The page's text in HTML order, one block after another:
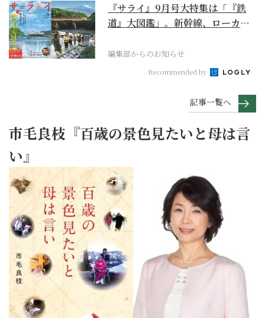
『サライ』9月号大特集は「『鉄
道』大図鑑」。新幹線、ローカル
編集部からのお知らせ
Recommended by
記事一覧へ
市毛良枝『百歳の景色見たいと母は言
い』